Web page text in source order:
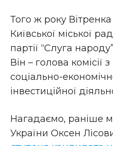
Того ж року
Київської міської
партії “Слуга
Він – голова комісії
соціально-
інвестиційної
Нагадаємо, раніше
України Оксен